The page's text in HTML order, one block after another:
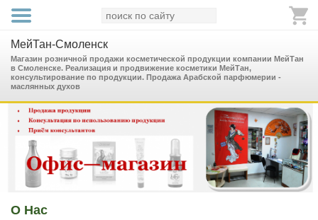
МейТан-Смоленск
Магазин розничной продажи косметической продукции компании МейТан
в Смоленске. Реализация и продвижение косметики МейТан,
консультирование по продукции. Продажа Арабской парфюмерии -
маслянных духов
О Нас